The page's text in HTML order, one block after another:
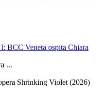
Veneta ospita Chiara
...